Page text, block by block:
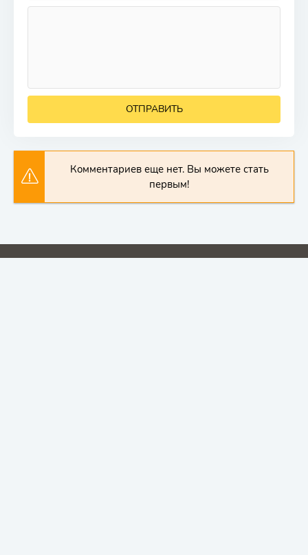
ОТПРАВИТЬ
Комментариев еще нет. Вы можете стать
первым!